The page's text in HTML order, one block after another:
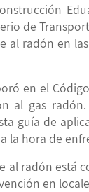
de
al radón en
en el
al gas
guía de
la hora de
al radón está
en